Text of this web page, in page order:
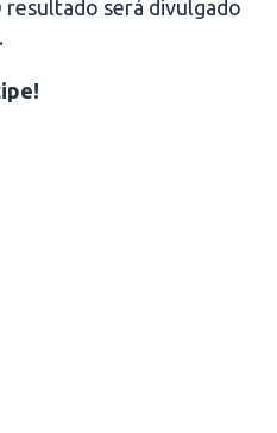
será divulgado